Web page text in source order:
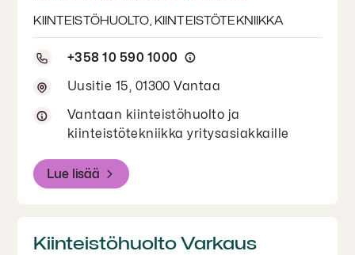
KIINTEISTÖHUOLTO, KIINTEISTÖTEKNIIKKA
+358 10 590 1000
Uusitie 15, 01300 Vantaa
Vantaan kiinteistöhuolto ja
kiinteistötekniikka yritysasiakkaille
Lue lisää
Kiinteistöhuolto Varkaus